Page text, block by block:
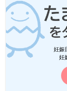
妊娠
妊